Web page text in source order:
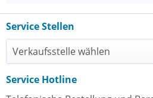
Service Stellen
Service Hotline